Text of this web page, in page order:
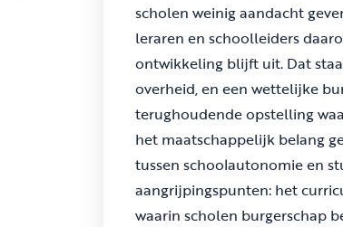
scholen weinig aandacht
leraren en schoolleiders
ontwikkeling blijft uit. Dat
overheid, en een wettelijke
terughoudende opstelling
het maatschappelijk belang
tussen schoolautonomie en
aangrijpingspunten: het
waarin scholen burgerschap